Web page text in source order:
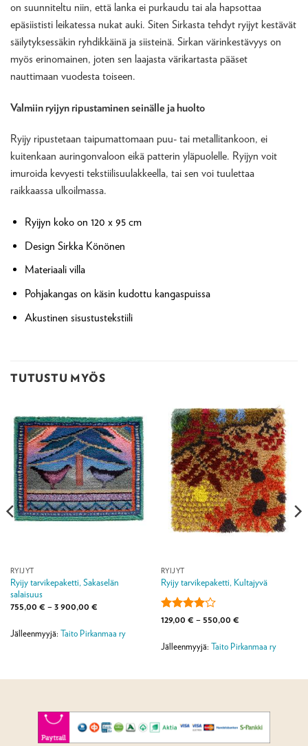
on suunniteltu niin, että lanka ei purkaudu tai ala hapsottaa
epäsiististi leikatessa nukat auki. Siten Sirkasta tehdyt ryijyt kestävät
säilytyksessäkin ryhdikkäinä ja siisteinä. Sirkan värinkestävyys on
myös erinomainen, joten sen laajasta värikartasta pääset
nauttimaan vuodesta toiseen.
Valmiin ryijyn ripustaminen seinälle ja huolto
Ryijy ripustetaan taipumattomaan puu- tai metallitankoon, ei
kuitenkaan auringonvaloon eikä patterin yläpuolelle. Ryijyn voit
imuroida kevyesti tekstiilisuulakkeella, tai sen voi tuulettaa
raikkaassa ulkoilmassa.
Ryijyn koko on 120 x 95 cm
Design Sirkka Könönen
Materiaali villa
Pohjakangas on käsin kudottu kangaspuissa
Akustinen sisustustekstiili
TUTUSTU MYÖS
RYIJYT
Ryijy tarvikepaketti, Sakaselän
salaisuus
755,00 € – 3 900,00 €Hintaluokka:
3
900,00 €
Jälleenmyyjä: Taito Pirkanmaa ry
RYIJYT
Ryijy tarvikepaketti, Kultajyvä
Arvostelu
4 / 5
129,00 € – 550,00 €Hintaluokka:
550,00 €
Jälleenmyyjä: Taito Pirkanmaa ry